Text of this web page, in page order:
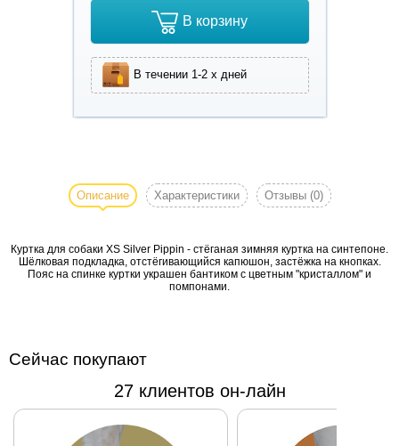
В корзину
В течении 1-2 х дней
Pippin - стёганая
зимняя куртка на
Шёлковая
подкладка,
спинке куртки
бантиком с
Описание Характеристики Отзывы (0)
Куртка для собаки XS Silver Pippin - стёганая зимняя куртка на синтепоне.
Шёлковая подкладка, отстёгивающийся капюшон, застёжка на кнопках.
Пояс на спинке куртки украшен бантиком с цветным "кристаллом" и
помпонами.
Сейчас покупают
27 клиентов он-лайн